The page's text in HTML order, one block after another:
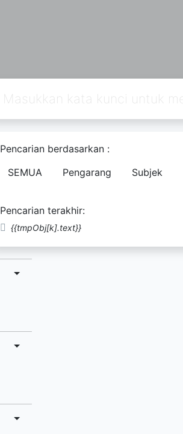
Pencarian berdasarkan :
SEMUA
Pengarang Subjek
Pencarian terakhir:
{{tmpObj[k].text}}